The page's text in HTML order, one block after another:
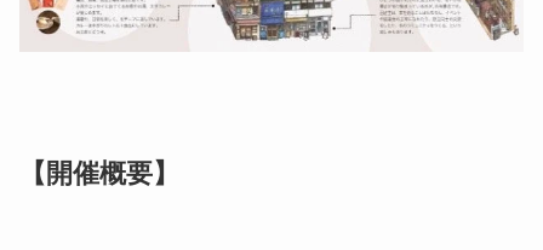
【開催概要】